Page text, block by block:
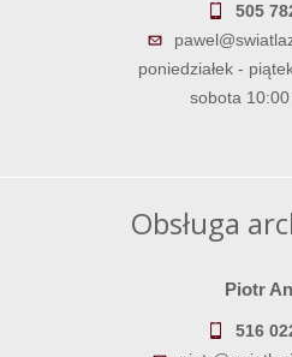
505
poniedziałek -
sobota
Obsługa
Piotr
516